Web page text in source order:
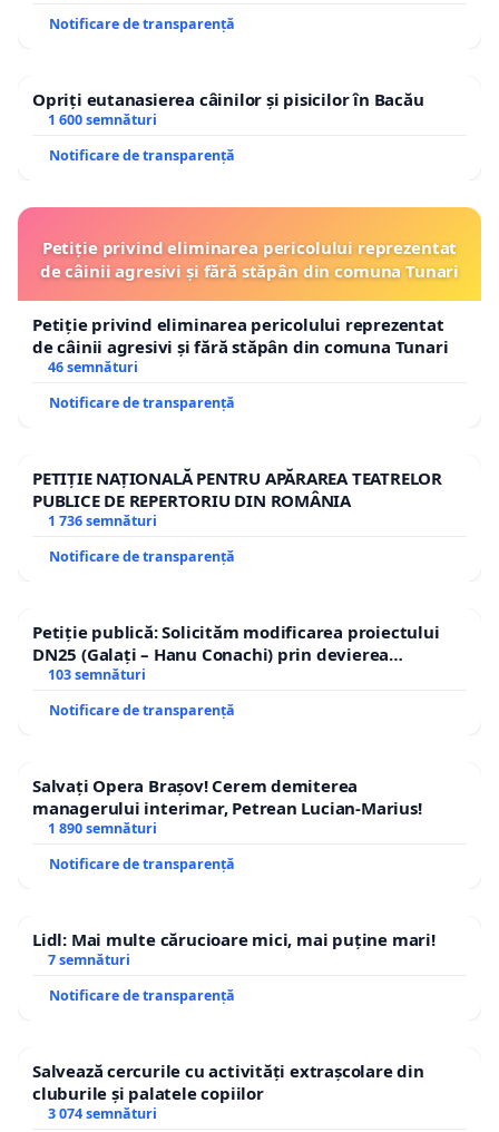
Notificare de transparență
Opriți eutanasierea câinilor și pisicilor în Bacău
1 600 semnături
Notificare de transparență
Petiție privind eliminarea pericolului reprezentat
de câinii agresivi și fără stăpân din comuna Tunari
Petiție privind eliminarea pericolului reprezentat
de câinii agresivi și fără stăpân din comuna Tunari
46 semnături
Notificare de transparență
PETIȚIE NAȚIONALĂ PENTRU APĂRAREA TEATRELOR
PUBLICE DE REPERTORIU DIN ROMÂNIA
1 736 semnături
Notificare de transparență
Petiție publică: Solicităm modificarea proiectului
DN25 (Galați – Hanu Conachi) prin devierea
traseului în afara localităților!
103 semnături
Notificare de transparență
Salvați Opera Brașov! Cerem demiterea
managerului interimar, Petrean Lucian-Marius!
1 890 semnături
Notificare de transparență
Lidl: Mai multe cărucioare mici, mai puține mari!
7 semnături
Notificare de transparență
Salvează cercurile cu activități extrașcolare din
cluburile și palatele copiilor
3 074 semnături